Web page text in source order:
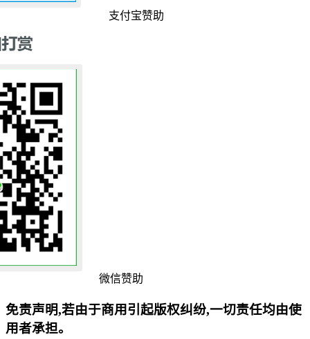
支付宝赞助
微信赞助
免责声明,若由于商用引起版权纠纷,一切责任均由使
用者承担。